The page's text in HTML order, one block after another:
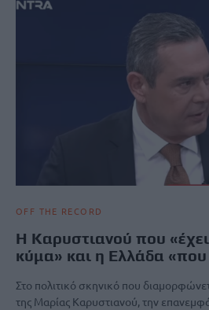
OFF THE RECORD
Η Καρυστιανού που
κύμα» και η Ελλάδα «που
Στο πολιτικό σκηνικό που
της Μαρίας Καρυστιανού, την